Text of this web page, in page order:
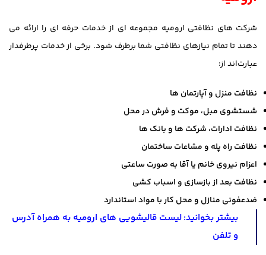
شرکت های نظافتی ارومیه مجموعه ای از خدمات حرفه ای را ارائه می
دهند تا تمام نیازهای نظافتی شما برطرف شود. برخی از خدمات پرطرفدار
عبارت‌اند از:
نظافت منزل و آپارتمان ها
شستشوی مبل، موکت و فرش در محل
نظافت ادارات، شرکت ها و بانک ها
نظافت راه پله و مشاعات ساختمان
اعزام نیروی خانم یا آقا به صورت ساعتی
نظافت بعد از بازسازی و اسباب کشی
ضدعفونی منازل و محل کار با مواد استاندارد
بیشتر بخوانید:لیست قالیشویی های ارومیه به همراه آدرس
و تلفن